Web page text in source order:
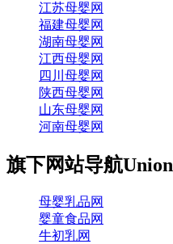
江苏母婴网
福建母婴网
湖南母婴网
江西母婴网
四川母婴网
陕西母婴网
山东母婴网
河南母婴网
旗下网站导航Union
母婴乳品网
婴童食品网
牛初乳网